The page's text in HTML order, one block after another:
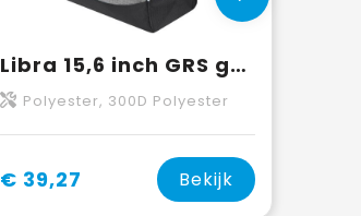
Libra 15,6 inch GRS gerecycled oprolbare laptop rugzak 12L
Polyester, 300D Polyester
€ 39,27 Bekijk